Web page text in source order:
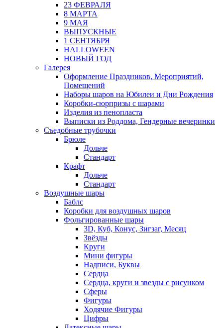
23 ФЕВРАЛЯ
8 МАРТА
9 МАЯ
ВЫПУСКНЫЕ
1 СЕНТЯБРЯ
HALLOWEEN
НОВЫЙ ГОД
Галерея
Оформление Праздников, Мероприятий,
Помещений
Наборы шаров на Юбилеи и Дни Рождения
Коробки-сюрпризы с шарами
Изделия из пенопласта
Выписки из Роддома, Гендерные вечеринки
Съедобные трубочки
Брюле
Дольче
Стандарт
Крафт
Дольче
Стандарт
Воздушные шары
Баблс
Коробки для воздушных шаров
Фольгированные шары
3D, Куб, Конус, Зигзаг, Месяц
Звёзды
Круги
Мини фигуры
Надписи, Буквы
Сердца
Сердца, круги и звезды с рисунком
Сферы
Фигуры
Ходячие Фигуры
Цифры